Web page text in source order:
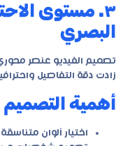
٣. مستوى
البصري
تصميم الفيديو عنصر
زادت دقة التفاصيل
أهمية التصميم
اختيار ألوان